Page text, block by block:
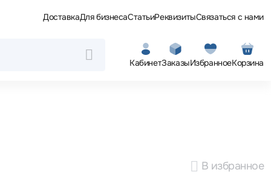
ДоставкаДля бизнесаСтатьиРеквизитыСвязаться с нами
КабинетЗаказыИзбранноеКорзина
В избранное